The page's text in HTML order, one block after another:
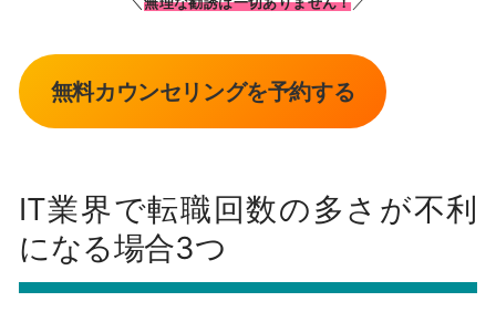
無料カウンセリングを予約する
IT業界で転職回数の多さが不利
になる場合3つ